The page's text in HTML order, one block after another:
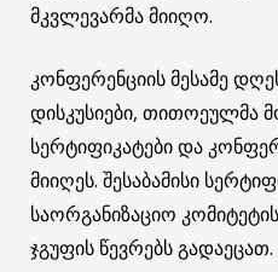
მკვლევარმა მიიღო.
კონფერენციის მესამე
დისკუსიები, თითოეულმა
სერტიფიკატები და
მიიღეს. შესაბამისი
საორგანიზაციო
ჯგუფის წევრებს გადაეცათ.